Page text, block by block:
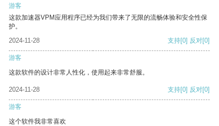
游客
这款加速器VPM应用程序已经为我们带来了无限的流畅体验和安全性保
护。
2024-11-28
支持[0] 反对[0]
游客
这款软件的设计非常人性化，使用起来非常舒服。
2024-11-28 支持[0] 反对[0]
游客
这个软件我非常喜欢